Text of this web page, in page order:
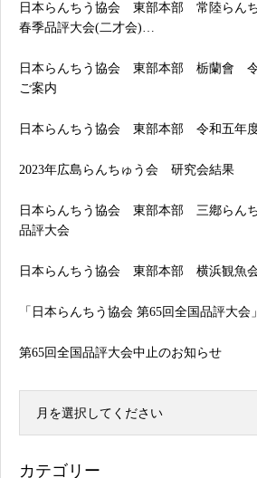
日本らんちう協会 東部本部 常陸らん
春季品評大会(二才会)…
日本らんちう協会 東部本部 栃蘭會
ご案内
日本らんちう協会 東部本部 令和五年
2023年広島らんちゅう会 研究会結果
日本らんちう協会 東部本部 三鄕らん
品評大会
日本らんちう協会 東部本部 横浜観
「日本らんちう協会 第65回全国品評大
第65回全国品評大会中止のお知らせ
月を選択してください
カテゴリー